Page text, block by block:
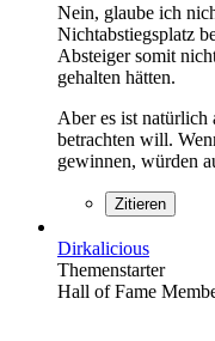
Nein, glaube ich
Nichtabstiegsplatz
Absteiger somit
gehalten hätten.
Aber es ist natürlich
betrachten will.
gewinnen, würden
Zitieren
Dirkalicious
Themenstarter
Hall of Fame